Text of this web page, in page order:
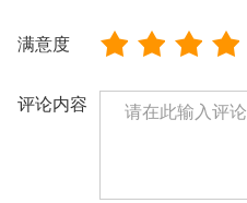
满意度
评论内容